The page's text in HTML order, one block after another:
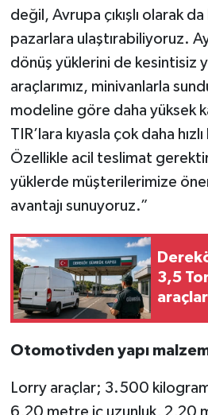
değil, Avrupa çıkışlı olarak
pazarlara ulaştırabiliyoruz.
dönüş yüklerini de kesintisiz
araçlarımız, minivanlarla
modeline göre daha yüksek
TIR’lara kıyasla çok daha
Özellikle acil teslimat
yüklerde müşterilerimize
avantajı sunuyoruz.”
3,5
Otomotivden yapı
Lorry araçlar; 3.500
6,20 metre iç uzunluk, 2,20